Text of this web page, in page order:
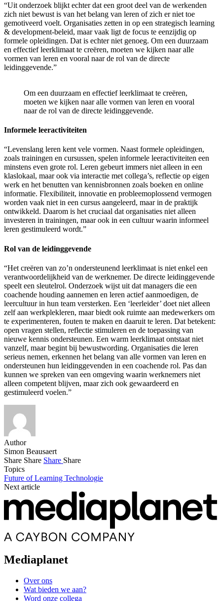
“Uit onderzoek blijkt echter dat een groot deel van de werkenden
zich niet bewust is van het belang van leren of zich er niet toe
gemotiveerd voelt. Organisaties zetten in op een strategisch learning
& development-beleid, maar vaak ligt de focus te eenzijdig op
formele opleidingen. Dat is echter niet genoeg. Om een duurzaam
en effectief leerklimaat te creëren, moeten we kijken naar alle
vormen van leren en vooral naar de rol van de directe
leidinggevende.”
Om een duurzaam en effectief leerklimaat te creëren,
moeten we kijken naar alle vormen van leren en vooral
naar de rol van de directe leidinggevende.
Informele leeractiviteiten
“Levenslang leren kent vele vormen. Naast formele opleidingen,
zoals trainingen en cursussen, spelen informele leeractiviteiten een
minstens even grote rol. Leren gebeurt immers niet alleen in een
klaslokaal, maar ook via interactie met collega’s, reflectie op eigen
werk en het benutten van kennisbronnen zoals boeken en online
informatie. Flexibiliteit, innovatie en probleemoplossend vermogen
worden vaak niet in een cursus aangeleerd, maar in de praktijk
ontwikkeld. Daarom is het cruciaal dat organisaties niet alleen
investeren in trainingen, maar ook in een cultuur waarin informeel
leren gestimuleerd wordt.”
Rol van de leidinggevende
“Het creëren van zo’n ondersteunend leerklimaat is niet enkel een
verantwoordelijkheid van de werknemer. De directe leidinggevende
speelt een sleutelrol. Onderzoek wijst uit dat managers die een
coachende houding aannemen en leren actief aanmoedigen, de
leercultuur in hun team versterken. Een ‘leerleider’ doet niet alleen
zelf aan werkplekleren, maar biedt ook ruimte aan medewerkers om
te experimenteren, fouten te maken en daaruit te leren. Dat betekent:
open vragen stellen, reflectie stimuleren en de toepassing van
nieuwe kennis ondersteunen. Een warm leerklimaat ontstaat niet
vanzelf, maar begint bij bewustwording. Organisaties die leren
serieus nemen, erkennen het belang van alle vormen van leren en
ondersteunen hun leidinggevenden in een coachende rol. Pas dan
kunnen we spreken van een omgeving waarin werknemers niet
alleen competent blijven, maar zich ook gewaardeerd en
gestimuleerd voelen.”
Author
Simon Beausaert
Share Share Share Share
Topics
Future of Learning Technologie
Next article
Mediaplanet
Over ons
Wat bieden we aan?
Word onze collega